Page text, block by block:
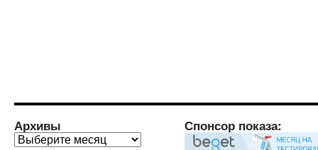
Архивы
Архивы
Спонсор показа: